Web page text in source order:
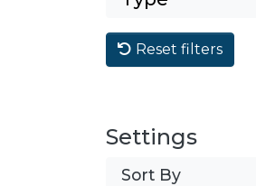
Reset filters
Settings
Sort By